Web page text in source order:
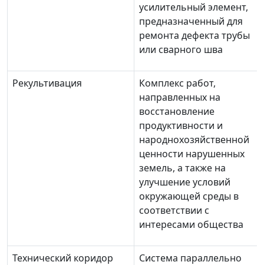
усилительный элемент,
предназначенный для
ремонта дефекта трубы
или сварного шва
Рекультивация
Комплекс работ,
направленных на
восстановление
продуктивности и
народнохозяйственной
ценности нарушенных
земель, а также на
улучшение условий
окружающей среды в
соответствии с
интересами общества
Технический коридор
Система параллельно